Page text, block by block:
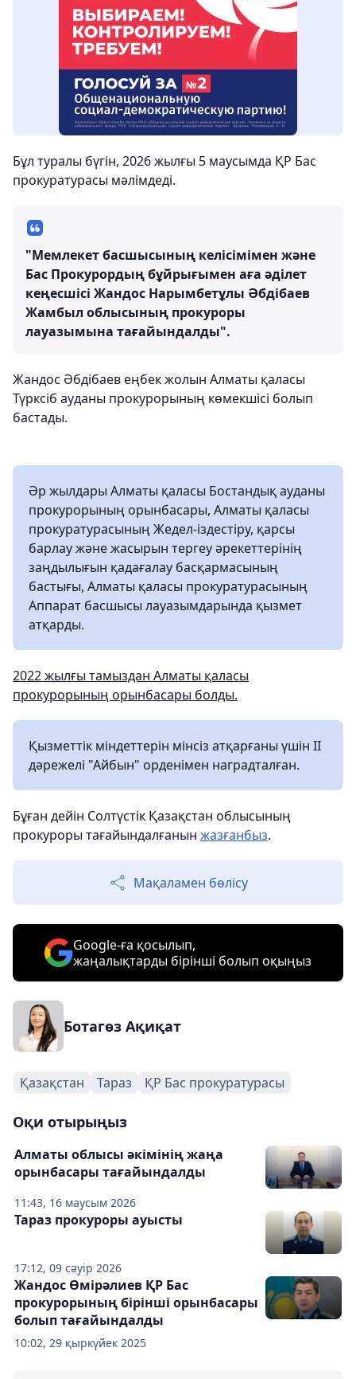
Бұл туралы бүгін, 2026 жылғы 5 маусымда ҚР Бас
прокуратурасы мәлімдеді.
"Мемлекет басшысының келісімімен және
Бас Прокурордың бұйрығымен аға әділет
кеңесшісі Жандос Нарымбетұлы Әбдібаев
Жамбыл облысының прокуроры
лауазымына тағайындалды".
Жандос Әбдібаев еңбек жолын Алматы қаласы
Түрксіб ауданы прокурорының көмекшісі болып
бастады.
Әр жылдары Алматы қаласы Бостандық ауданы
прокурорының орынбасары, Алматы қаласы
прокуратурасының Жедел-іздестіру, қарсы
барлау және жасырын тергеу әрекеттерінің
заңдылығын қадағалау басқармасының
бастығы, Алматы қаласы прокуратурасының
Аппарат басшысы лауазымдарында қызмет
атқарды.
2022 жылғы тамыздан Алматы қаласы
прокурорының орынбасары болды.
Қызметтік міндеттерін мінсіз атқарғаны үшін II
дәрежелі "Айбын" орденімен наградталған.
Бұған дейін Солтүстік Қазақстан облысының
прокуроры тағайындалғанын жазғанбыз.
Мақаламен бөлісу
Google-ға қосылып,
жаңалықтарды бірінші болып оқыңыз
Ботагөз Ақиқат
Қазақстан Тараз ҚР Бас прокуратурасы
Оқи отырыңыз
11:43, 16 маусым 2026
Алматы облысы әкімінің жаңа
орынбасары тағайындалды
17:12, 09 сәуір 2026
Тараз прокуроры ауысты
10:02, 29 қыркүйек 2025
Жандос Өмірәлиев ҚР Бас
прокурорының бірінші орынбасары
болып тағайындалды